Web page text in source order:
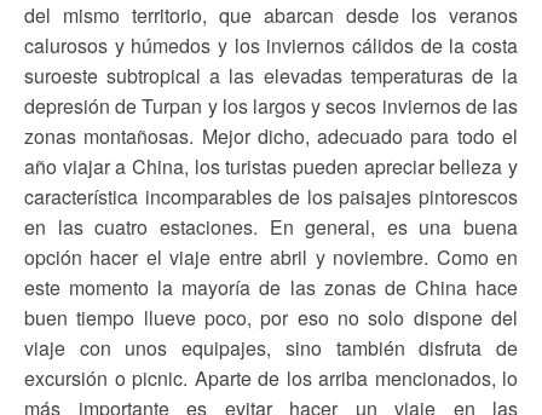
del mismo territorio, que abarcan desde los veranos
calurosos y húmedos y los inviernos cálidos de la costa
suroeste subtropical a las elevadas temperaturas de la
depresión de Turpan y los largos y secos inviernos de las
zonas montañosas. Mejor dicho, adecuado para todo el
año viajar a China, los turistas pueden apreciar belleza y
característica incomparables de los paisajes pintorescos
en las cuatro estaciones. En general, es una buena
opción hacer el viaje entre abril y noviembre. Como en
este momento la mayoría de las zonas de China hace
buen tiempo llueve poco, por eso no solo dispone del
viaje con unos equipajes, sino también disfruta de
excursión o picnic. Aparte de los arriba mencionados, lo
más importante es evitar hacer un viaje en las